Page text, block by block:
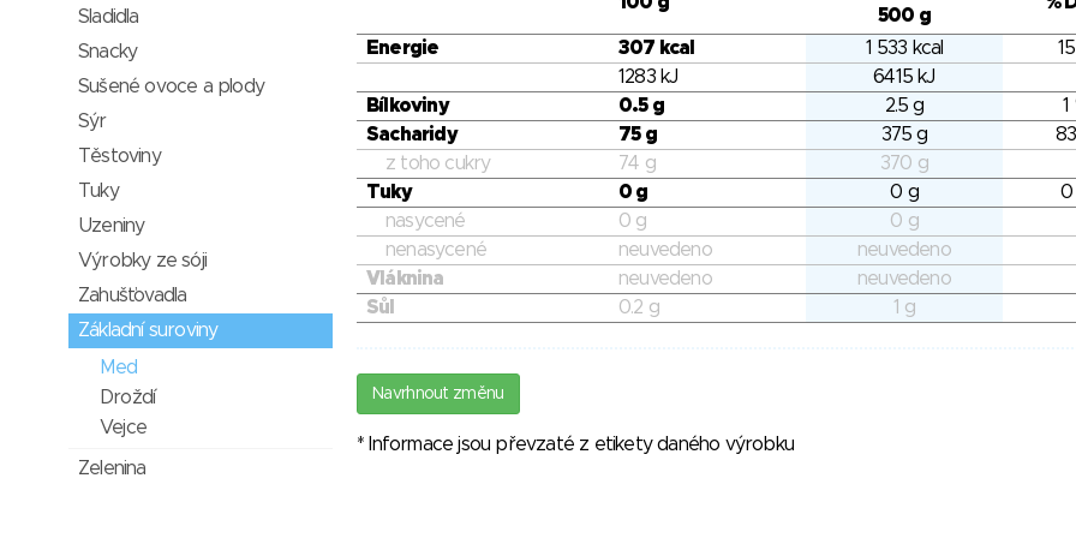
500 g
Energie 307 kcal 1 533 kcal
1283 kJ
6415 kJ
Bílkoviny
0.5 g 2.5 g
1
Sacharidy
75 g 375 g
z toho cukry
74 g
370 g
Tuky
0 g 0 g
0
nasycené
0 g
0 g
nenasycené
neuvedeno
neuvedeno
Vláknina
neuvedeno
neuvedeno
Sůl
0.2 g 1 g
Navrhnout změnu
* Informace jsou převzaté z etikety daného výrobku
Sladidla
Snacky
Sušené ovoce a plody
Sýr
Těstoviny
Tuky
Uzeniny
Výrobky ze sóji
Zahušťovadla
Základní suroviny
Med
Droždí
Vejce
Zelenina